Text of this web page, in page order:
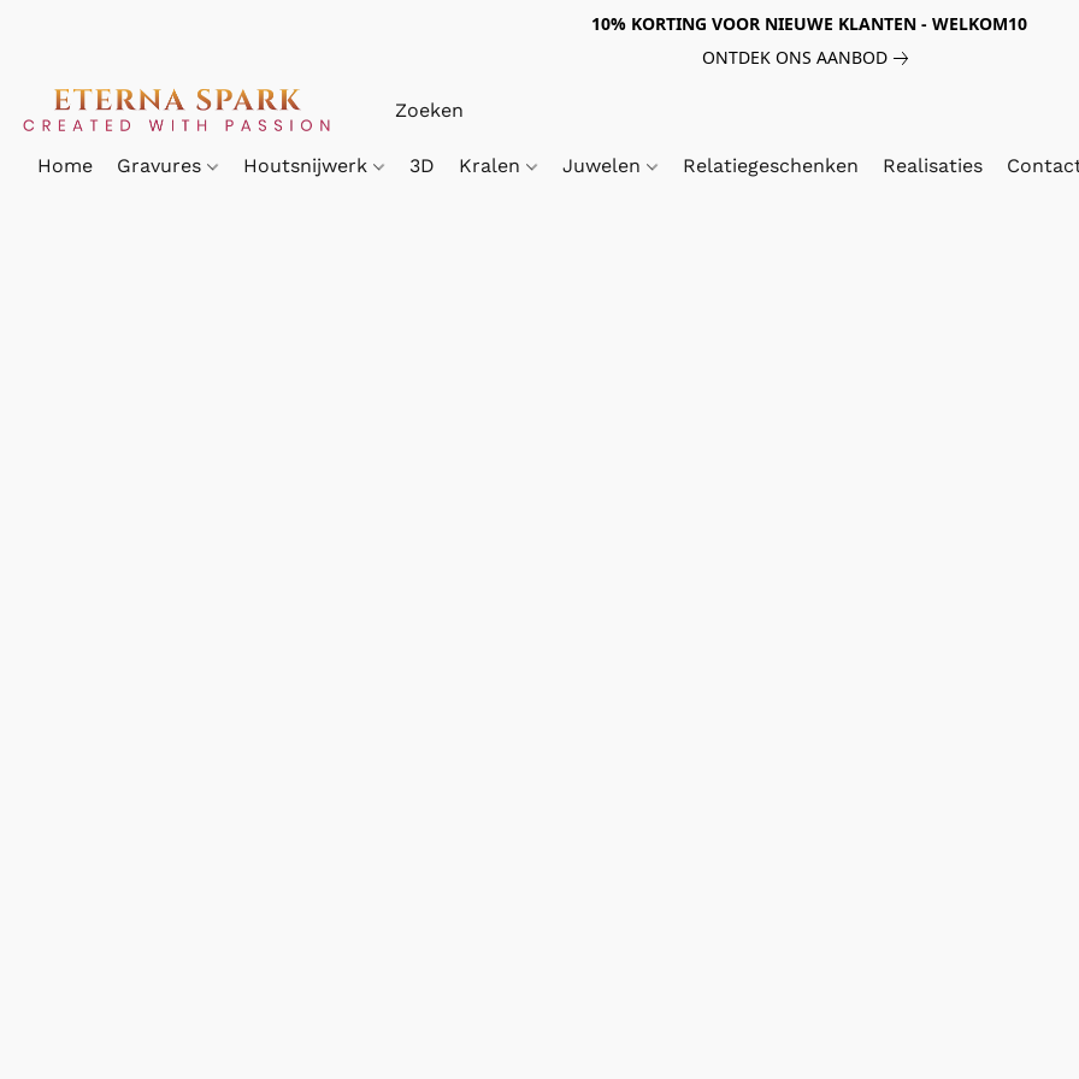
10% KORTING VOOR NIEUWE KLANTEN - WELKOM10
ONTDEK ONS AANBOD
Home Gravures Houtsnijwerk 3D Kralen Juwelen Relatiegeschenken Realisaties